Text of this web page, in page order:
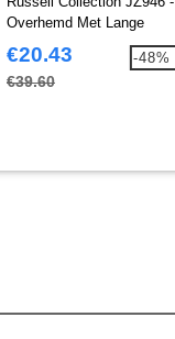
Overhemd Met Lange
Mouwen
€20.43
€39.60
-48%